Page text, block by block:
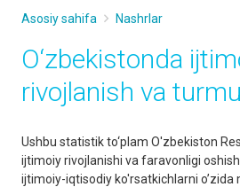
Asosiy sahifa Nashrlar
O‘zbekistondа
rivojlаnish vа
Ushbu statistik to‘plаm O'zbekiston
ijtimoiy rivojlanishi va faravonligi
ijtimoiy-iqtisodiy ko'rsatkichlarni o’zida